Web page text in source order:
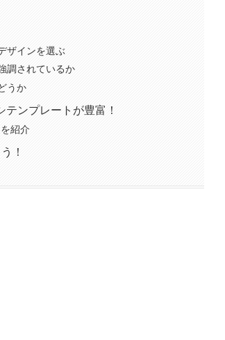
ザインを選ぶ
調されているか
うか
ンプレートが豊富！
紹介
！